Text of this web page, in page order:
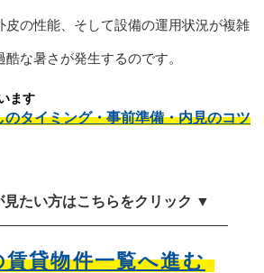
皮の性能、そして設備の運用状況が複雑
な暑さが発生するのです。
ます
タイミング・事前準備・内見のコツ
たい方はこちらをクリック ▼
賃貸物件一覧へ進む